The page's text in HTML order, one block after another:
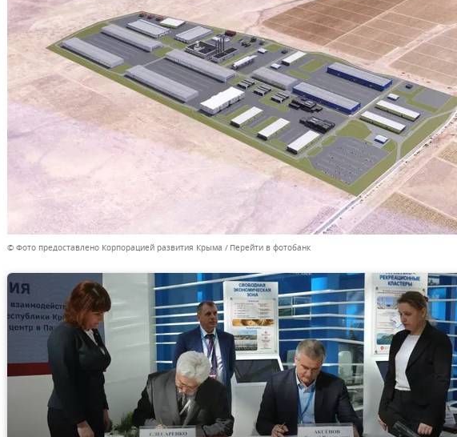
© Фото предоставлено Корпорацией развития Крыма Перейти в фотобанк